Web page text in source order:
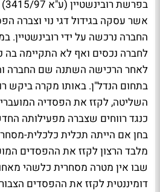
אשר עסקה בגידול דגי נוי וצברה
החברה נרכשה על ידי רובינשטיין.
לחברה נכסים ואף לא התקיימה בה
לאחר הרכישה השתנה שם החברה
בתחום הנדל"ן. באותו מקרה ביקש
השליטה, לקזז את הפסדיה
כנגד רווחים שצברה מפעילותה
בחן אם הייתה תכלית כלכלית-
מלבד הרצון לקזז את ההפסדים
שבו אין מטרה מסחרית כלשהי
דומיננטית לקזז את ההפסדים